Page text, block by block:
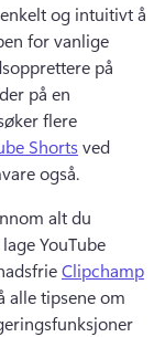
og intuitivt å
for vanlige
på
på en
flere
Shorts ved
også.
alt du
YouTube
Clipchamp
alle tipsene om